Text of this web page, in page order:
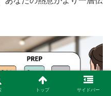
トップ サイドバー